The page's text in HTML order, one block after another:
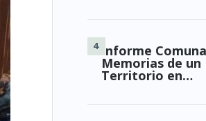
Informe
Memorias de un
Territorio en…